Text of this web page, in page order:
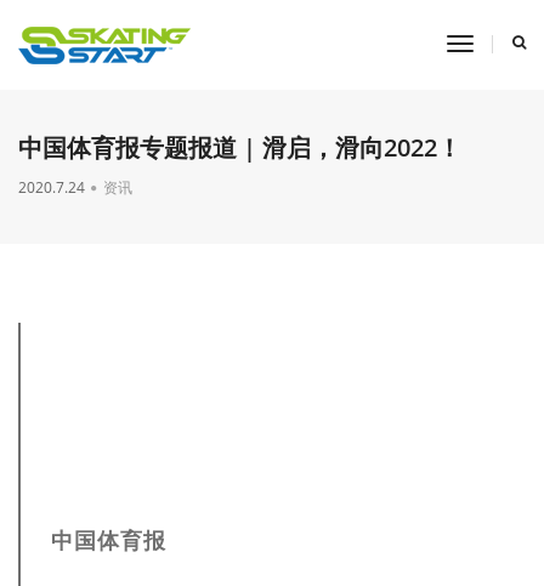
toggle
中国体育报专题报道 | 滑启，滑向2022！
2020.7.24 资讯
中国体育报